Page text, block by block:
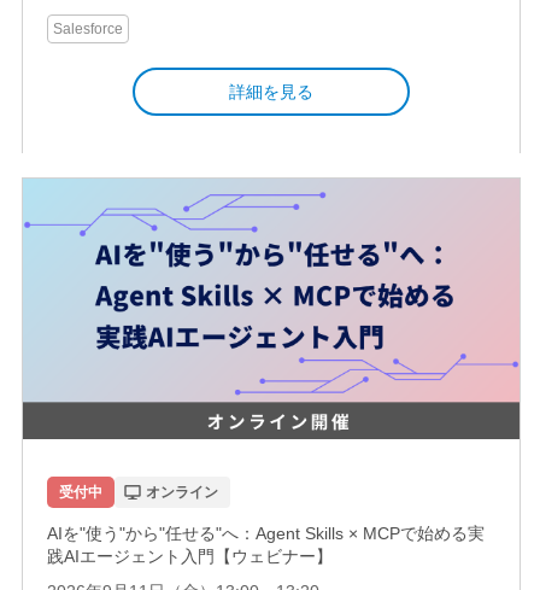
Salesforce
詳細を見る
受付中 オンライン
AIを"使う"から"任せる"へ：Agent Skills × MCPで始める実
践AIエージェント入門【ウェビナー】